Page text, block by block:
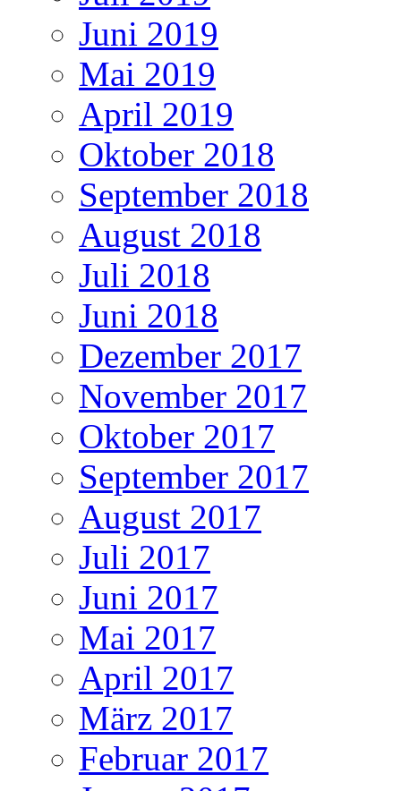
Juni 2019
Mai 2019
April 2019
Oktober 2018
September 2018
August 2018
Juli 2018
Juni 2018
Dezember 2017
November 2017
Oktober 2017
September 2017
August 2017
Juli 2017
Juni 2017
Mai 2017
April 2017
März 2017
Februar 2017